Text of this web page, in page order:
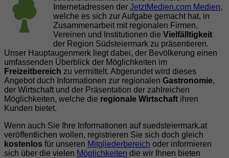
Internetadressen der JetztMedien.com Medien,
welche es sich zur Aufgabe gemacht hat, in
Zusammenarbeit mit regionalen Firmen,
Vereinen und Institutionen die Vielfälltigkeit
der Region Südsteiermark zu präsentieren.
Unser Hauptaugenmerk liegt dabei, der Bevölkerung einen
umfassenden Überblick der Möglichkeiten im
Freizeitbereich zu vermittelt. Abgerundet wird dieses
Angebot duch Informationen zur regionalen Gastronomie,
der Wirtschaft und der Präsentation der zahlreichen
Möglichkeiten, welche die regionale Wirtschaft ihren
Kunden bietet.
Wenn auch Sie Ihre Informationen auf suedsteiermark.at
veröffentlichen wollen, registrieren Sie sich doch gleich
kostenlos für unseren Mitgliederbereich oder informieren
sich über die vielen Möglichkeiten die wir Ihnen bieten